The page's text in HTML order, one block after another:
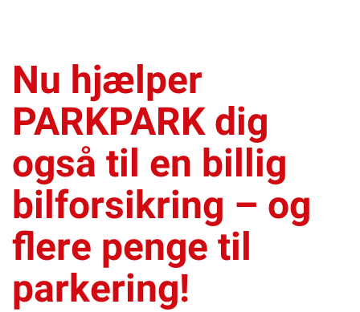
Nu hjælper
PARKPARK dig
også til en billig
bilforsikring – og
flere penge til
parkering!